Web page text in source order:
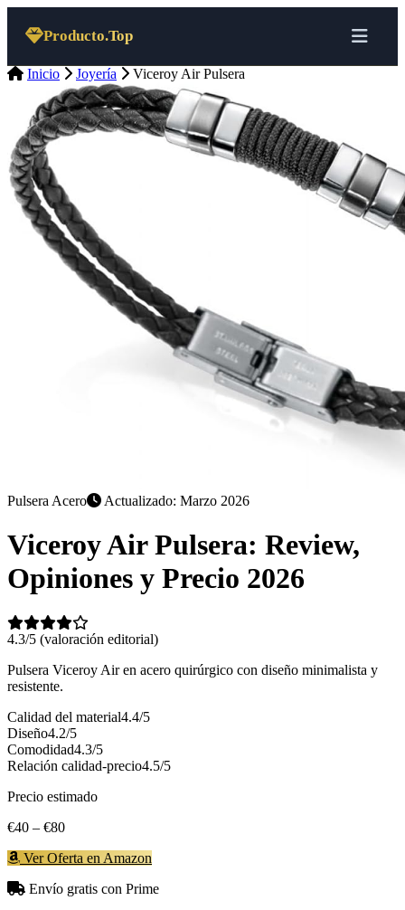
Producto.Top
Inicio Joyería Viceroy Air Pulsera
Pulsera Acero Actualizado: Marzo 2026
Viceroy Air Pulsera: Review,
Opiniones y Precio 2026
4.3/5 (valoración editorial)
Pulsera Viceroy Air en acero quirúrgico con diseño minimalista y
resistente.
Calidad del material4.4/5
Diseño4.2/5
Comodidad4.3/5
Relación calidad-precio4.5/5
Precio estimado
€40 – €80
Ver Oferta en Amazon
Envío gratis con Prime